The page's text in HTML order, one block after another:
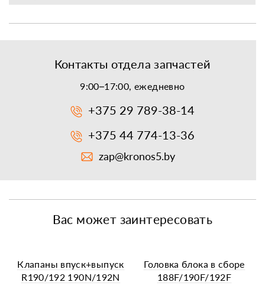
Контакты отдела запчастей
9:00–17:00, ежедневно
+375 29 789-38-14
+375 44 774-13-36
zap@kronos5.by
Вас может заинтересовать
Клапаны впуск+выпуск
R190/192 190N/192N
Головка блока в сборе
188F/190F/192F